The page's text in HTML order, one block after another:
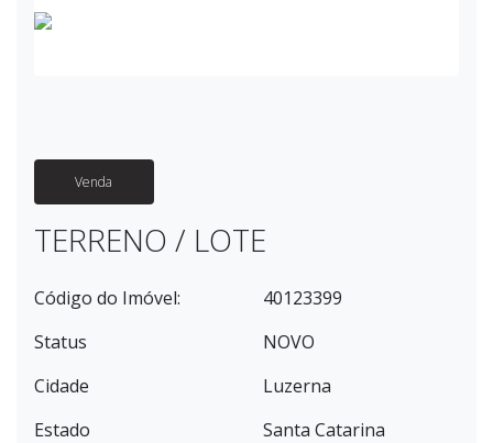
Venda
TERRENO / LOTE
Código do Imóvel:
40123399
Status
NOVO
Cidade
Luzerna
Estado
Santa Catarina